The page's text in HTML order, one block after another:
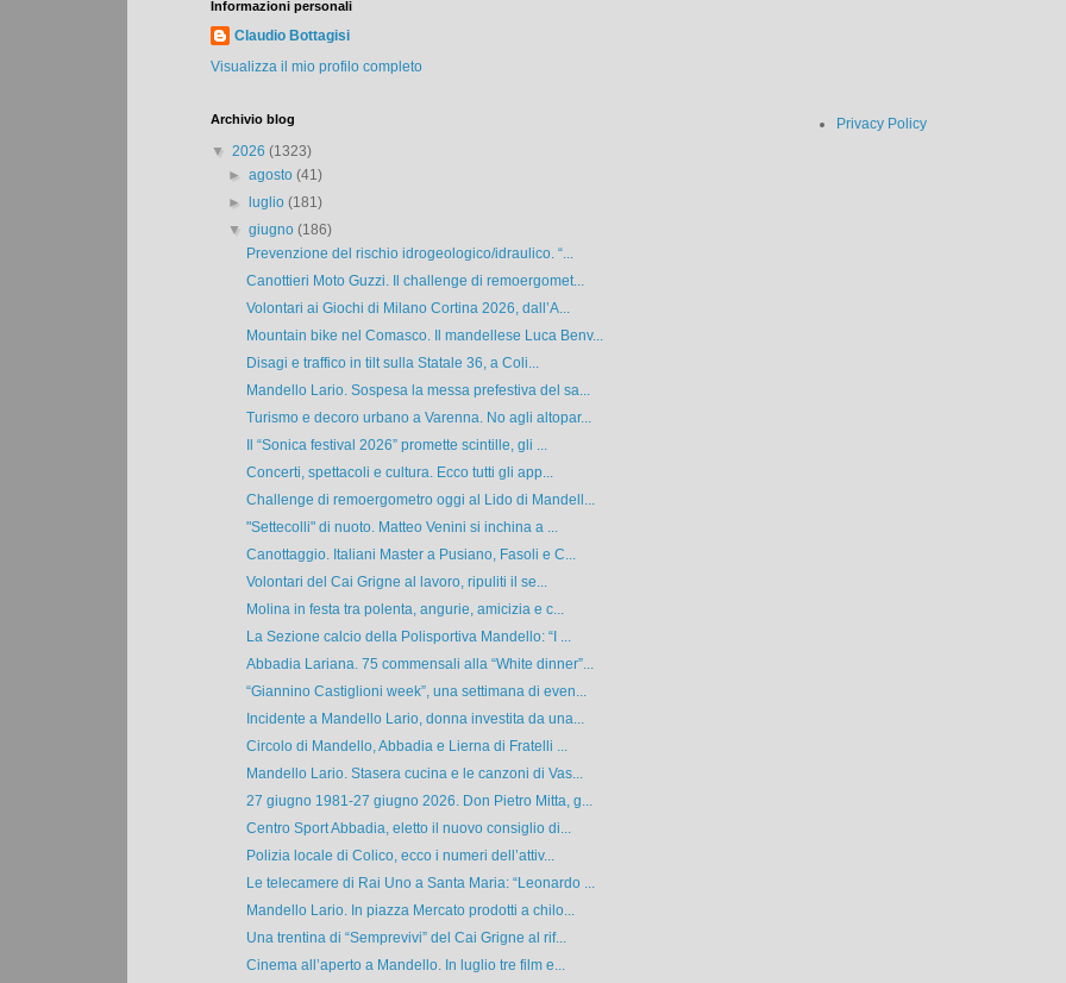
Informazioni personali
Claudio Bottagisi
Visualizza il mio profilo completo
Archivio blog
▼ 2026 (1323)
►agosto(41)
►
luglio(181)
▼giugno(186)
Prevenzione del rischio idrogeologico/idraulico. “...
Canottieri Moto Guzzi. Il challenge di remoergomet...
Volontari ai Giochi di Milano Cortina 2026, dall’A...
Mountain bike nel Comasco. Il mandellese Luca Benv...
Disagi e traffico in tilt sulla Statale 36, a Coli...
Mandello Lario. Sospesa la messa prefestiva del sa...
Turismo e decoro urbano a Varenna. No agli altopar...
Il “Sonica festival 2026” promette scintille, gli ...
Concerti, spettacoli e cultura. Ecco tutti gli app...
Challenge di remoergometro oggi al Lido di Mandell...
"Settecolli" di nuoto. Matteo Venini si inchina a ...
Canottaggio. Italiani Master a Pusiano, Fasoli e C...
Volontari del Cai Grigne al lavoro, ripuliti il se...
Molina in festa tra polenta, angurie, amicizia e c...
La Sezione calcio della Polisportiva Mandello: “I ...
Abbadia Lariana. 75 commensali alla “White dinner”...
“Giannino Castiglioni week”, una settimana di even...
Incidente a Mandello Lario, donna investita da una...
Circolo di Mandello, Abbadia e Lierna di Fratelli ...
Mandello Lario. Stasera cucina e le canzoni di Vas...
27 giugno 1981-27 giugno 2026. Don Pietro Mitta, g...
Centro Sport Abbadia, eletto il nuovo consiglio di...
Polizia locale di Colico, ecco i numeri dell’attiv...
Le telecamere di Rai Uno a Santa Maria: “Leonardo ...
Mandello Lario. In piazza Mercato prodotti a chilo...
Una trentina di “Semprevivi” del Cai Grigne al rif...
Cinema all’aperto a Mandello. In luglio tre film e...
Privacy Policy